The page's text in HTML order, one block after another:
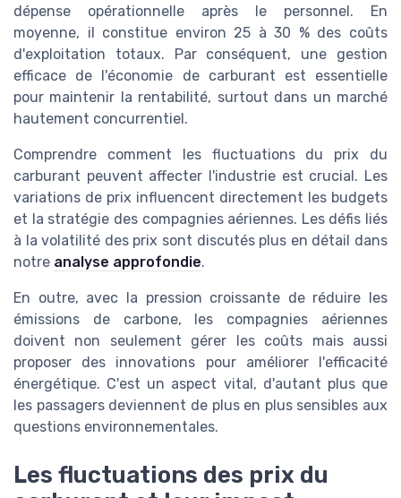
dépense opérationnelle après le personnel. En
moyenne, il constitue environ 25 à 30 % des coûts
d'exploitation totaux. Par conséquent, une gestion
efficace de l'économie de carburant est essentielle
pour maintenir la rentabilité, surtout dans un marché
hautement concurrentiel.
Comprendre comment les fluctuations du prix du
carburant peuvent affecter l'industrie est crucial. Les
variations de prix influencent directement les budgets
et la stratégie des compagnies aériennes. Les défis liés
à la volatilité des prix sont discutés plus en détail dans
notre analyse approfondie.
En outre, avec la pression croissante de réduire les
émissions de carbone, les compagnies aériennes
doivent non seulement gérer les coûts mais aussi
proposer des innovations pour améliorer l'efficacité
énergétique. C'est un aspect vital, d'autant plus que
les passagers deviennent de plus en plus sensibles aux
questions environnementales.
Les fluctuations des prix du